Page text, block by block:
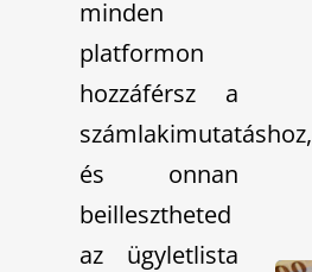
minden
platformon
hozzáférsz a
számlakimutatáshoz,
és onnan
beillesztheted
az ügyletlista